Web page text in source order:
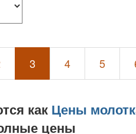
3 4 5
как Цены
цены